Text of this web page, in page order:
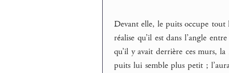
Devant elle, le puits occupe tout
réalise qu’il est dans l’angle
qu’il y avait derrière ces murs,
puits lui semble plus petit ;